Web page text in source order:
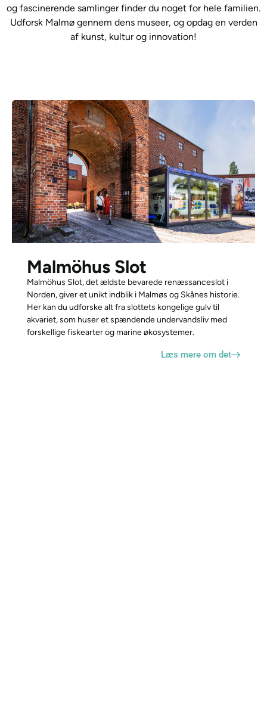
og fascinerende samlinger finder du noget for hele familien.
Udforsk Malmø gennem dens museer, og opdag en verden
af kunst, kultur og innovation!
Malmöhus Slot
Malmöhus Slot, det ældste bevarede renæssanceslot i
Norden, giver et unikt indblik i Malmøs og Skånes historie.
Her kan du udforske alt fra slottets kongelige gulv til
akvariet, som huser et spændende undervandsliv med
forskellige fiskearter og marine økosystemer.
Læs mere om det